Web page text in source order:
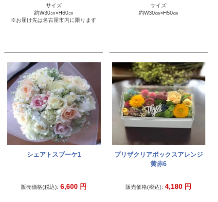
サイズ
約W30㎝×H60㎝
※お届け先は名古屋市内に限ります
サイズ
約W30㎝×H50㎝
シェアトスブーケ1
販売価格(税込): 6,600 円
プリザクリアボックスアレンジ
黄赤6
販売価格(税込): 4,180 円